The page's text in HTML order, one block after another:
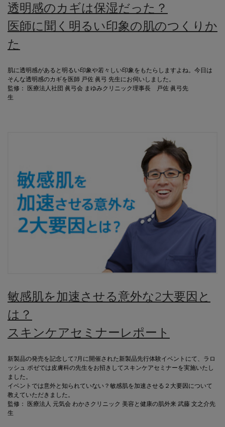
透明感のカギは保湿だった？
医師に聞く明るい印象の肌のつくりか
た
肌に透明感があると明るい印象や若々しい印象をもたらしますよね。今日は
そんな透明感のカギを医師 戸佐 眞弓 先生にお伺いしました。
監修： 医療法人社団 眞弓会 まゆみクリニック理事長 戸佐 眞弓先
生
敏感肌を加速させる意外な2大要因と
は？
スキンケアセミナーレポート
新製品の発売を記念して7月に開催された新製品先行体験イベントにて、ラロ
ッシュ ポゼでは皮膚科の先生をお招きしてスキンケアセミナーを実施いたし
ました。
イベントでは意外と知られていない？敏感肌を加速させる２大要因について
教えていただきました。
監修： 医療法人 元気会 わかさクリニック 美容と健康の肌外来 武藤 文之介先
生